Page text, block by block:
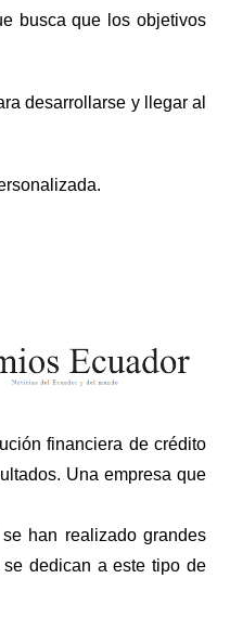
busca que los objetivos
desarrollarse y llegar al
financiera de crédito
Una empresa que
han realizado grandes
dedican a este tipo de